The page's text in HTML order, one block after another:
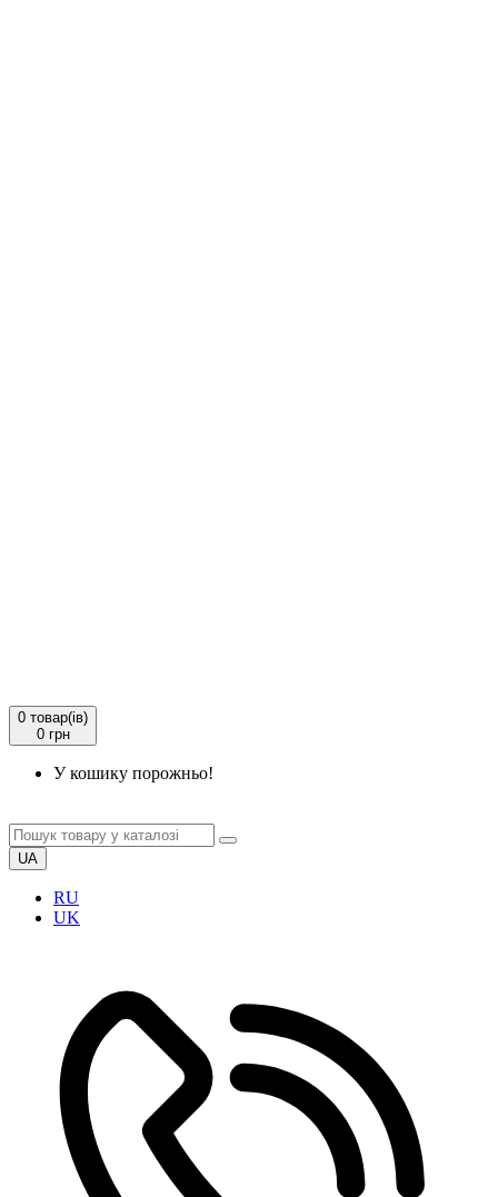
0 товар(ів)
0 грн
У кошику порожньо!
UA
RU
UK